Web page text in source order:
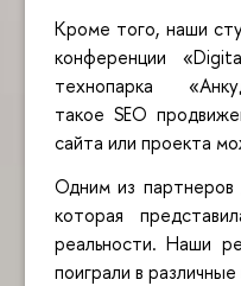
Кроме того, наши
конференции
технопарка
такое SEO
сайта или проекта
Одним из партнеров
которая
реальности. Наши
поиграли в